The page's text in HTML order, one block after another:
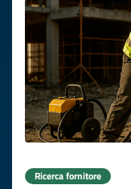
Ricerca fornitore